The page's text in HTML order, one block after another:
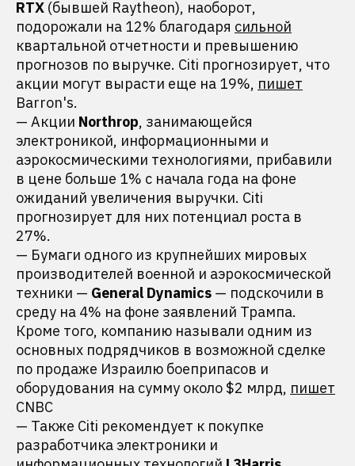
RTX (бывшей Raytheon), наоборот,
подорожали на 12% благодаря сильной
квартальной отчетности и превышению
прогнозов по выручке. Citi прогнозирует, что
акции могут вырасти еще на 19%, пишет
Barron's.
— Акции Nоrthrop, занимающейся
электроникой, информационными и
аэрокосмическими технологиями, прибавили
в цене больше 1% с начала года на фоне
ожиданий увеличения выручки. Citi
прогнозирует для них потенциал роста в
27%.
— Бумаги одного из крупнейших мировых
производителей военной и аэрокосмической
техники — Gеnеral Dynamics — подскочили в
среду на 4% на фоне заявлений Трампа.
Кроме того, компанию называли одним из
основных подрядчиков в возможной сделке
по продаже Израилю боеприпасов и
оборудования на сумму около $2 млрд, пишет
CNBC
— Также Citi рекомендует к покупке
разработчика электроники и